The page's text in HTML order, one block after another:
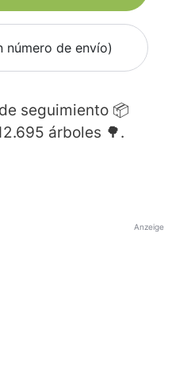
número de envío)
seguimiento 📦
árboles 🌳.
Anzeige